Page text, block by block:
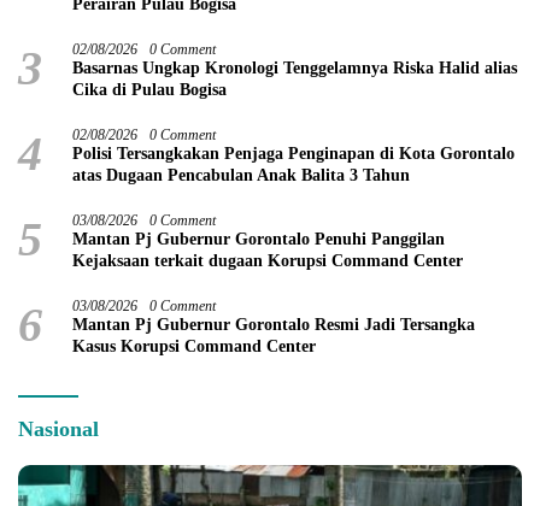
Perairan Pulau Bogisa
3 02/08/2026 0 Comment
Basarnas Ungkap Kronologi Tenggelamnya Riska Halid alias
Cika di Pulau Bogisa
4 02/08/2026 0 Comment
Polisi Tersangkakan Penjaga Penginapan di Kota Gorontalo
atas Dugaan Pencabulan Anak Balita 3 Tahun
5 03/08/2026 0 Comment
Mantan Pj Gubernur Gorontalo Penuhi Panggilan
Kejaksaan terkait dugaan Korupsi Command Center
6 03/08/2026 0 Comment
Mantan Pj Gubernur Gorontalo Resmi Jadi Tersangka
Kasus Korupsi Command Center
Nasional